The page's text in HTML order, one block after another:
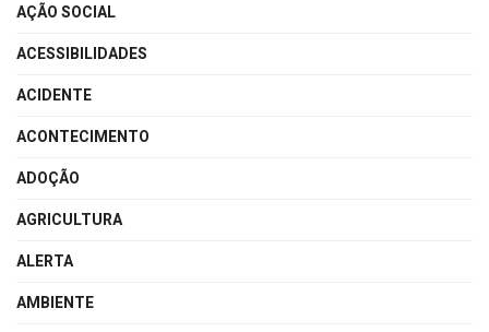
AÇÃO SOCIAL
ACESSIBILIDADES
ACIDENTE
ACONTECIMENTO
ADOÇÃO
AGRICULTURA
ALERTA
AMBIENTE